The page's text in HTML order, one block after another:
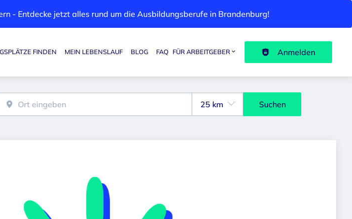
- Entdecke jetzt alles rund um die Ausbildungsberufe in Brandenburg!
Haupt-Navigation
FINDEN MEIN LEBENSLAUF BLOG FAQ FÜR ARBEITGEBER Anmelden
Suchen